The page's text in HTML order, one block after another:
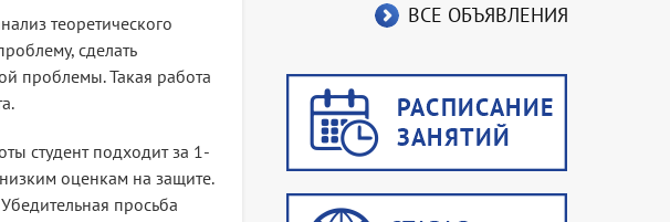
теоретического
сделать
проблемы. Такая работа
студент подходит за 1-
оценкам на защите.
просьба
ВСЕ ОБЪЯВЛЕНИЯ